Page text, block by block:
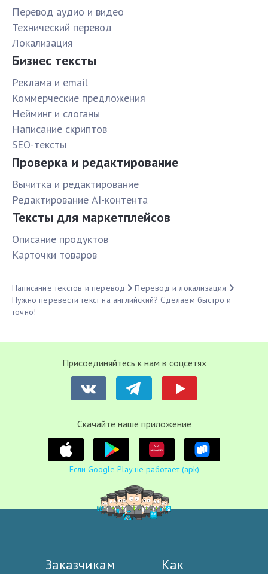
Перевод аудио и видео
Технический перевод
Локализация
Бизнес тексты
Реклама и email
Коммерческие предложения
Нейминг и слоганы
Написание скриптов
SEO-тексты
Проверка и редактирование
Вычитка и редактирование
Редактирование AI-контента
Тексты для маркетплейсов
Описание продуктов
Карточки товаров
Написание текстов и перевод
Перевод и локализация
Нужно перевести текст на английский? Сделаем быстро и
точно!
Присоединяйтесь к нам в соцсетях
Cкачайте наше приложение
Если Google Play не работает (apk)
Заказчикам
Как